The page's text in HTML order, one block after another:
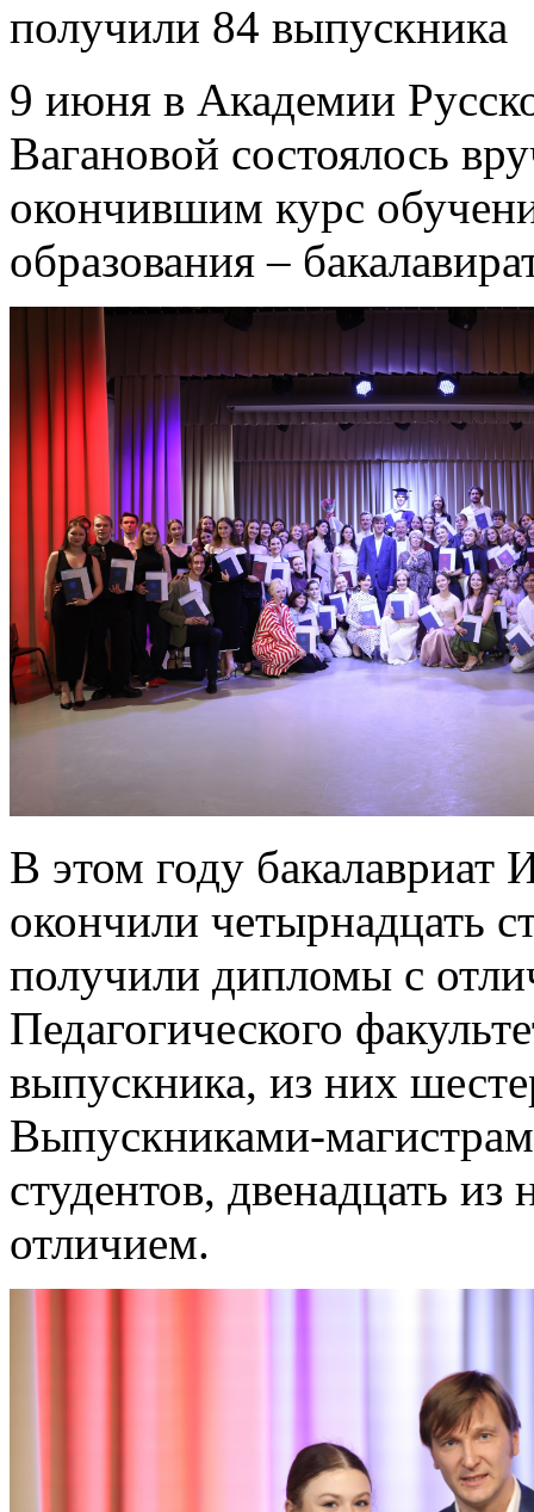
получили 84 выпускника
9 июня в Академии
Вагановой состоялось
окончившим курс
образования –
В этом году бакалавриат
окончили четырнадцать
получили дипломы с
Педагогического
выпускника, из них
Выпускниками-
студентов, двенадцать
отличием.